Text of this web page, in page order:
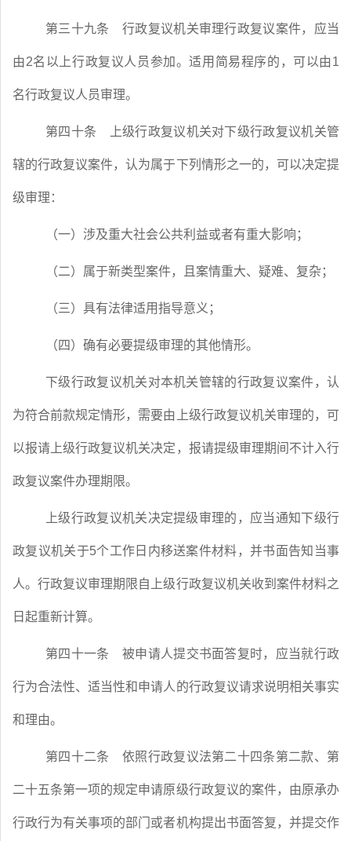
第三十九条 行政复议机关审理行政复议案件，应当
由2名以上行政复议人员参加。适用简易程序的，可以由1
名行政复议人员审理。
第四十条 上级行政复议机关对下级行政复议机关管
辖的行政复议案件，认为属于下列情形之一的，可以决定提
级审理：
（一）涉及重大社会公共利益或者有重大影响；
（二）属于新类型案件，且案情重大、疑难、复杂；
（三）具有法律适用指导意义；
（四）确有必要提级审理的其他情形。
下级行政复议机关对本机关管辖的行政复议案件，认
为符合前款规定情形，需要由上级行政复议机关审理的，可
以报请上级行政复议机关决定，报请提级审理期间不计入行
政复议案件办理期限。
上级行政复议机关决定提级审理的，应当通知下级行
政复议机关于5个工作日内移送案件材料，并书面告知当事
人。行政复议审理期限自上级行政复议机关收到案件材料之
日起重新计算。
第四十一条 被申请人提交书面答复时，应当就行政
行为合法性、适当性和申请人的行政复议请求说明相关事实
和理由。
第四十二条 依照行政复议法第二十四条第二款、第
二十五条第一项的规定申请原级行政复议的案件，由原承办
行政行为有关事项的部门或者机构提出书面答复，并提交作